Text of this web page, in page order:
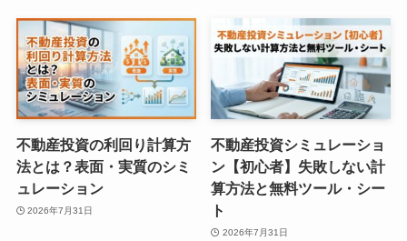
不動産投資の利回り計算方
法とは？表面・実質のシミ
ュレーション
2026年7月31日
不動産投資シミュレーショ
ン【初心者】失敗しない計
算方法と無料ツール・シー
ト
2026年7月31日